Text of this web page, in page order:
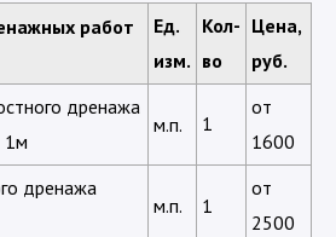
работ
Ед.
изм.
Кол-
во
Цена,
руб.
дренажа
1м
м.п. 1
от
1600
дренажа
м.п. 1
от
2500